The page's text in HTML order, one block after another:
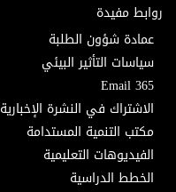
روابط مفيدة
عمادة شؤون الطلبة
سياسات التأثير البيئي
Email 365
الاشتراك في النشرة الإخبارية MEU
مكتب التنمية المستدامة
الفيديوهات التعليمية
الخطط الدراسية